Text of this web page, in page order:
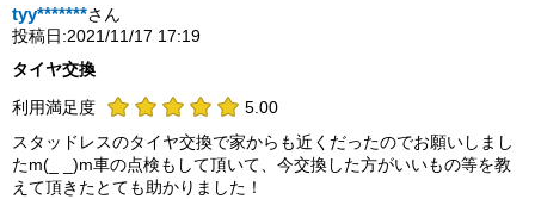
tyy*******さん
投稿日:2021/11/17 17:19
タイヤ交換
利用満足度
5.00
スタッドレスのタイヤ交換で家からも近くだったのでお願いしまし
たm(_ _)m車の点検もして頂いて、今交換した方がいいもの等を教
えて頂きたとても助かりました！